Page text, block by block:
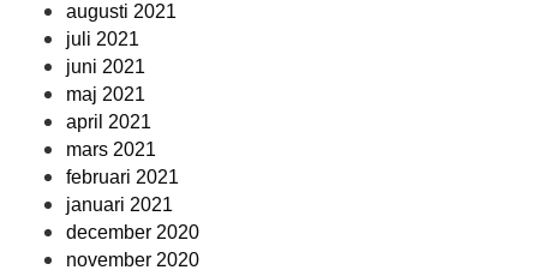
augusti 2021
juli 2021
juni 2021
maj 2021
april 2021
mars 2021
februari 2021
januari 2021
december 2020
november 2020